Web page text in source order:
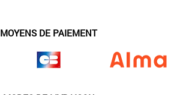
MOYENS DE PAIEMENT